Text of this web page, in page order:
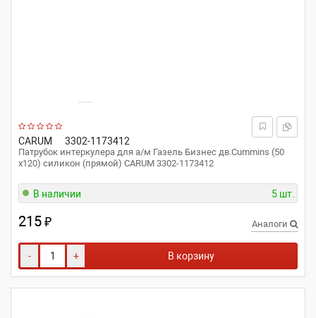
CARUM 3302-1173412
Патрубок интеркулера для а/м Газель Бизнес дв.Cummins (50
x120) силикон (прямой) CARUM 3302-1173412
В наличии 5 шт.
215₽ Аналоги
- + В корзину